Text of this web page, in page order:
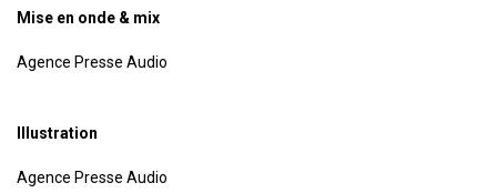
Mise en onde & mix
Agence Presse Audio
Illustration
Agence Presse Audio